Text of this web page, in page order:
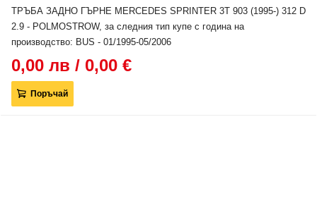
ТРЪБА ЗАДНО ГЪРНЕ MERCEDES SPRINTER 3T 903 (1995-) 312 D
2.9 - POLMOSTROW, за следния тип купе с година на
производство: BUS - 01/1995-05/2006
0,00 лв / 0,00 €
Поръчай